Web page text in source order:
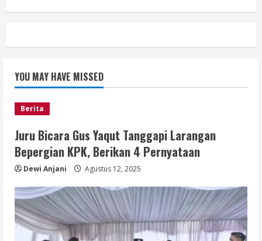
YOU MAY HAVE MISSED
Berita
Juru Bicara Gus Yaqut Tanggapi Larangan
Bepergian KPK, Berikan 4 Pernyataan
Dewi Anjani Agustus 12, 2025